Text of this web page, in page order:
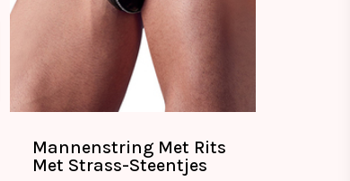
Mannenstring Met Rits
Met Strass-Steentjes